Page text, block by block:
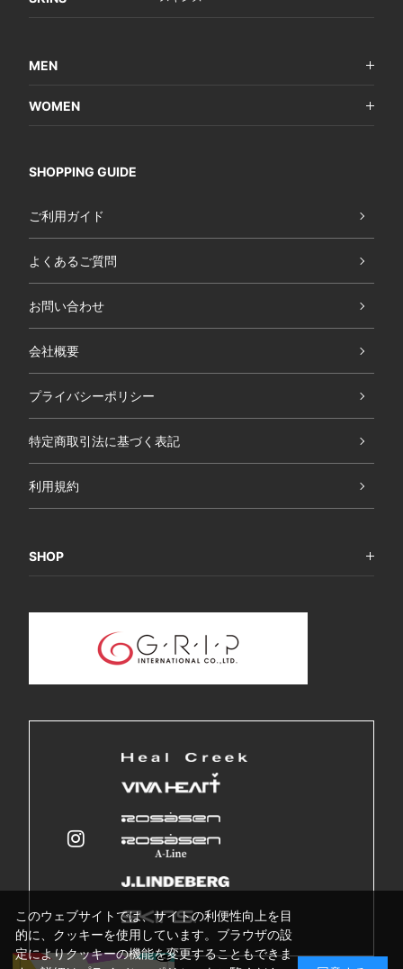
MEN
WOMEN
SHOPPING GUIDE
ご利用ガイド
よくあるご質問
お問い合わせ
会社概要
プライバシーポリシー
特定商取引法に基づく表記
利用規約
SHOP
このウェブサイトでは、サイトの利便性向上を目
的に、クッキーを使用しています。ブラウザの設
定によりクッキーの機能を変更することもできま